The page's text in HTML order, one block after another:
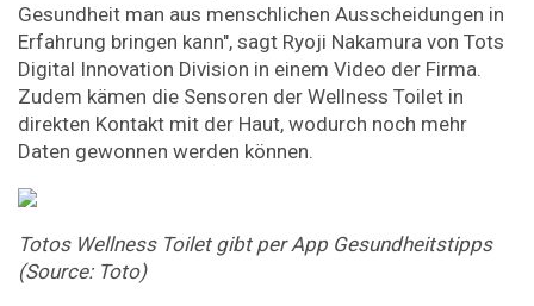
Gesundheit man aus menschlichen Ausscheidungen in
Erfahrung bringen kann", sagt Ryoji Nakamura von Tots
Digital Innovation Division in einem Video der Firma.
Zudem kämen die Sensoren der Wellness Toilet in
direkten Kontakt mit der Haut, wodurch noch mehr
Daten gewonnen werden können.
Totos Wellness Toilet gibt per App Gesundheitstipps
(Source: Toto)